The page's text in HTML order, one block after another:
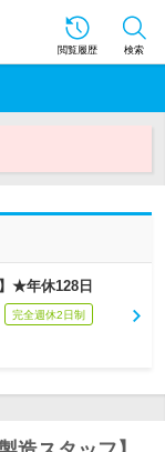
閲覧履歴 検索
★年休128日
完全週休2日制